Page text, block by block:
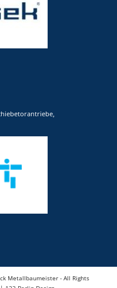
Metallbaumeister - All Rights